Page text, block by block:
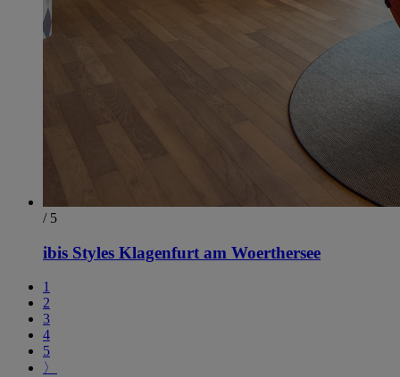
/ 5
ibis Styles Klagenfurt am Woerthersee
1
2
3
4
5
〉